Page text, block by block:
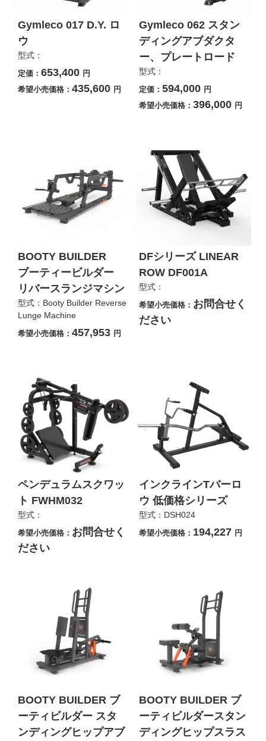
Gymleco 017 D.Y. ロ
ウ
型式：
定価： 653,400 円
希望小売価格： 435,600 円
Gymleco 062 スタン
ディングアブダクタ
ー、プレートロード
型式：
定価： 594,000 円
希望小売価格： 396,000 円
BOOTY BUILDER
ブーティービルダー
リバースランジマシン
型式：Booty Builder Reverse
Lunge Machine
希望小売価格： 457,953 円
DFシリーズ LINEAR
ROW DF001A
型式：
希望小売価格： お問合せく
ださい
ペンデュラムスクワッ
ト FWHM032
型式：
希望小売価格： お問合せく
ださい
インクラインTバーロ
ウ 低価格シリーズ
型式：DSH024
希望小売価格： 194,227 円
BOOTY BUILDER ブ
ーティビルダー スタ
ンディングヒップアブ
BOOTY BUILDER ブ
ーティビルダースタン
ディングヒップスラス